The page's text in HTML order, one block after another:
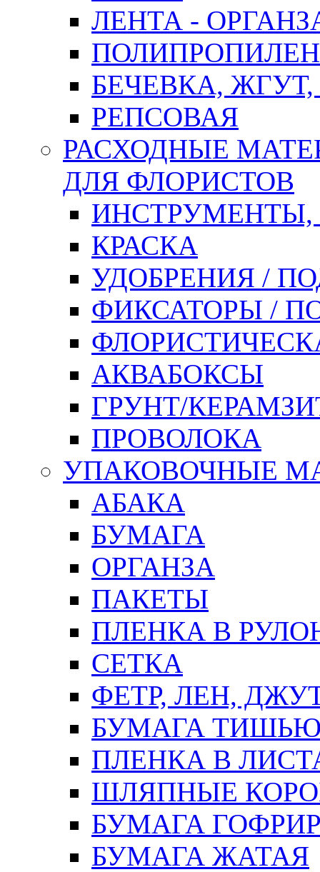
ЛЕНТА -
БЕЧЕВКА,
РЕПСОВАЯ
РАСХОДНЫЕ
ДЛЯ ФЛОРИСТОВ
ИНСТРУМЕНТЫ,
КРАСКА
УДОБРЕНИЯ /
ФИКСАТОРЫ /
АКВАБОКСЫ
ГРУНТ/
ПРОВОЛОКА
УПАКОВОЧНЫЕ
АБАКА
БУМАГА
ОРГАНЗА
ПАКЕТЫ
ПЛЕНКА В
СЕТКА
ФЕТР, ЛЕН,
БУМАГА
ПЛЕНКА В
ШЛЯПНЫЕ
БУМАГА
БУМАГА ЖАТАЯ